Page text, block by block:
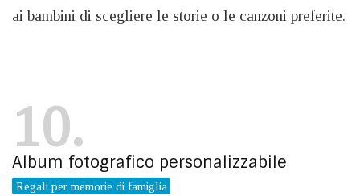
ai bambini di scegliere le storie o le canzoni preferite.
10
Album fotografico personalizzabile
Regali per memorie di famiglia